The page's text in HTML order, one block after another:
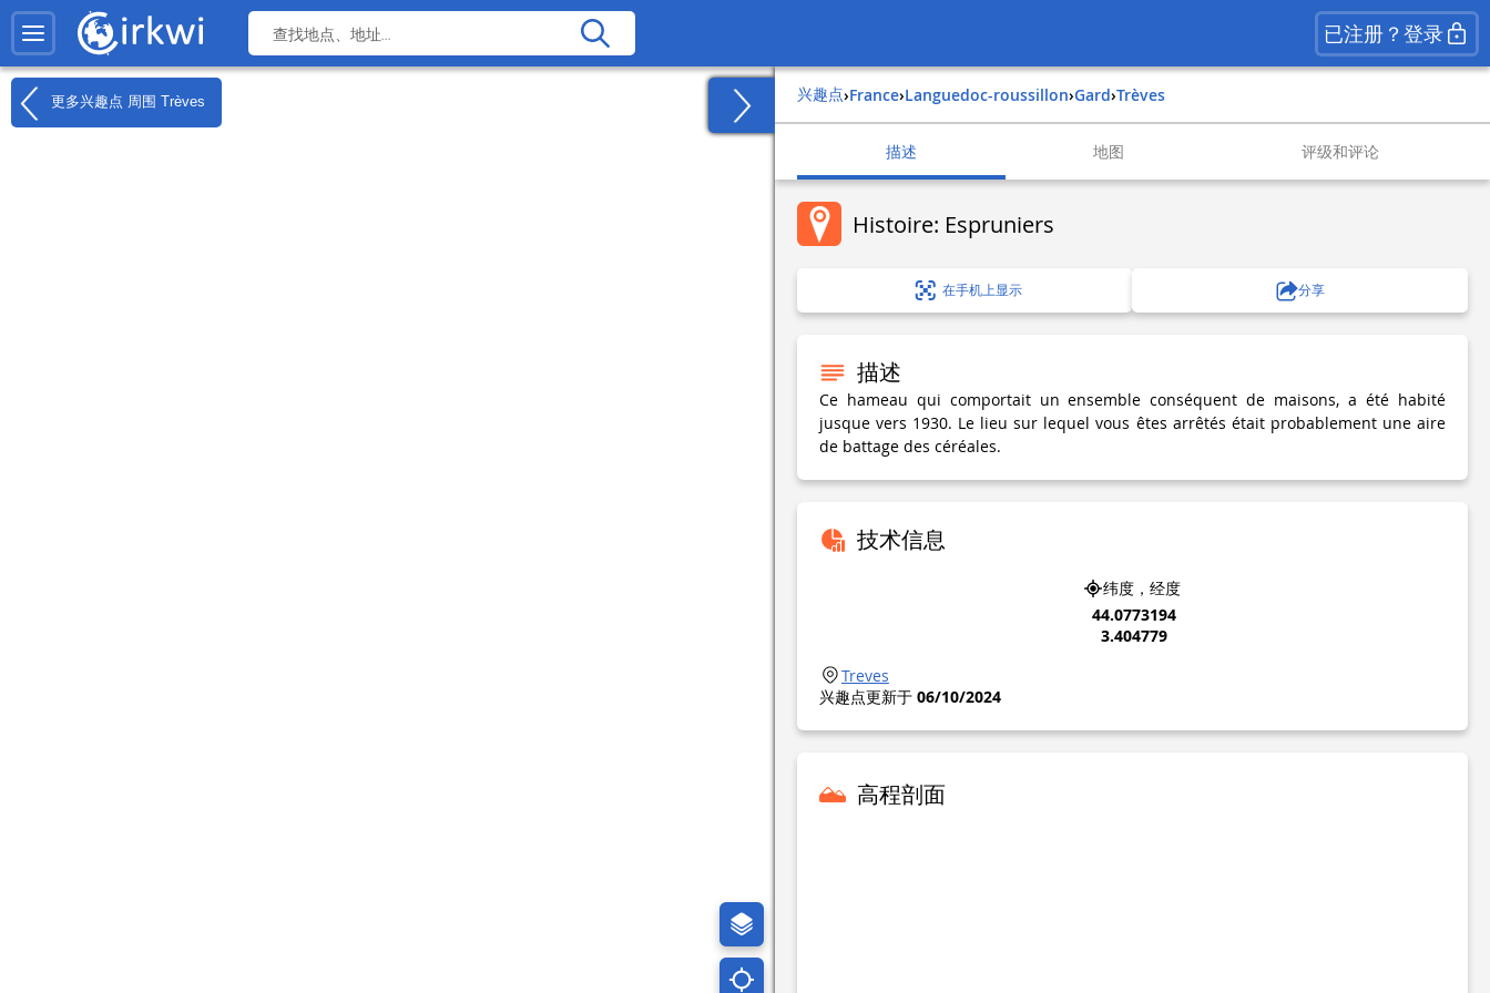
已注册？登录
更多兴趣点 周围 Trèves 兴趣点› france› languedoc-roussillon› gard› trèves
描述 地图 评级和评论
Histoire: Espruniers
在手机上显示 分享
描述
Ce hameau qui comportait un ensemble conséquent de maisons, a été habité
jusque vers 1930. Le lieu sur lequel vous êtes arrêtés était probablement une aire
de battage des céréales.
技术信息
纬度，经度
44.0773194
3.404779
Treves
兴趣点更新于 06/10/2024
高程剖面